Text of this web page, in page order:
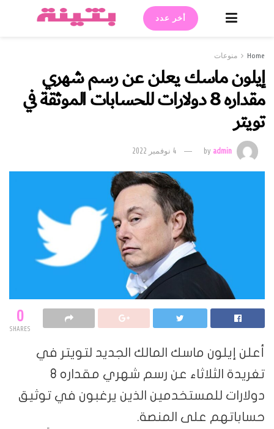
أخر عدد
Home منوعات
إيلون ماسك يعلن عن رسم شهري
مقداره 8 دولارات للحسابات الموثقة في
تويتر
byadmin 4 نوفمبر 2022
0
SHARES
أعلن إيلون ماسك المالك الجديد لتويتر في
تغريدة الثلاثاء عن رسم شهري مقداره 8
دولارات للمستخدمين الذين يرغبون في توثيق
حساباتهم على المنصة.